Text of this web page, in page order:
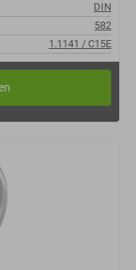
DIN
582
1.1141 / C15E